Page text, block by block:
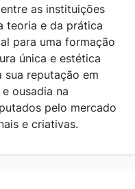
as instituições
teoria e da prática
para uma formação
única e estética
sua reputação em
ousadia na
pelo mercado
e criativas.